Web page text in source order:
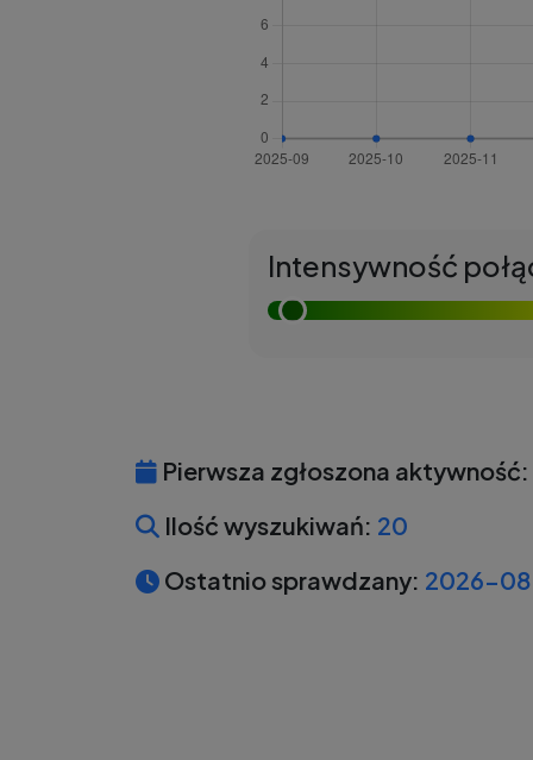
Intensywność
Pierwsza zgłoszona aktywność:
Ilość wyszukiwań: 20
Ostatnio sprawdzany: 2026-